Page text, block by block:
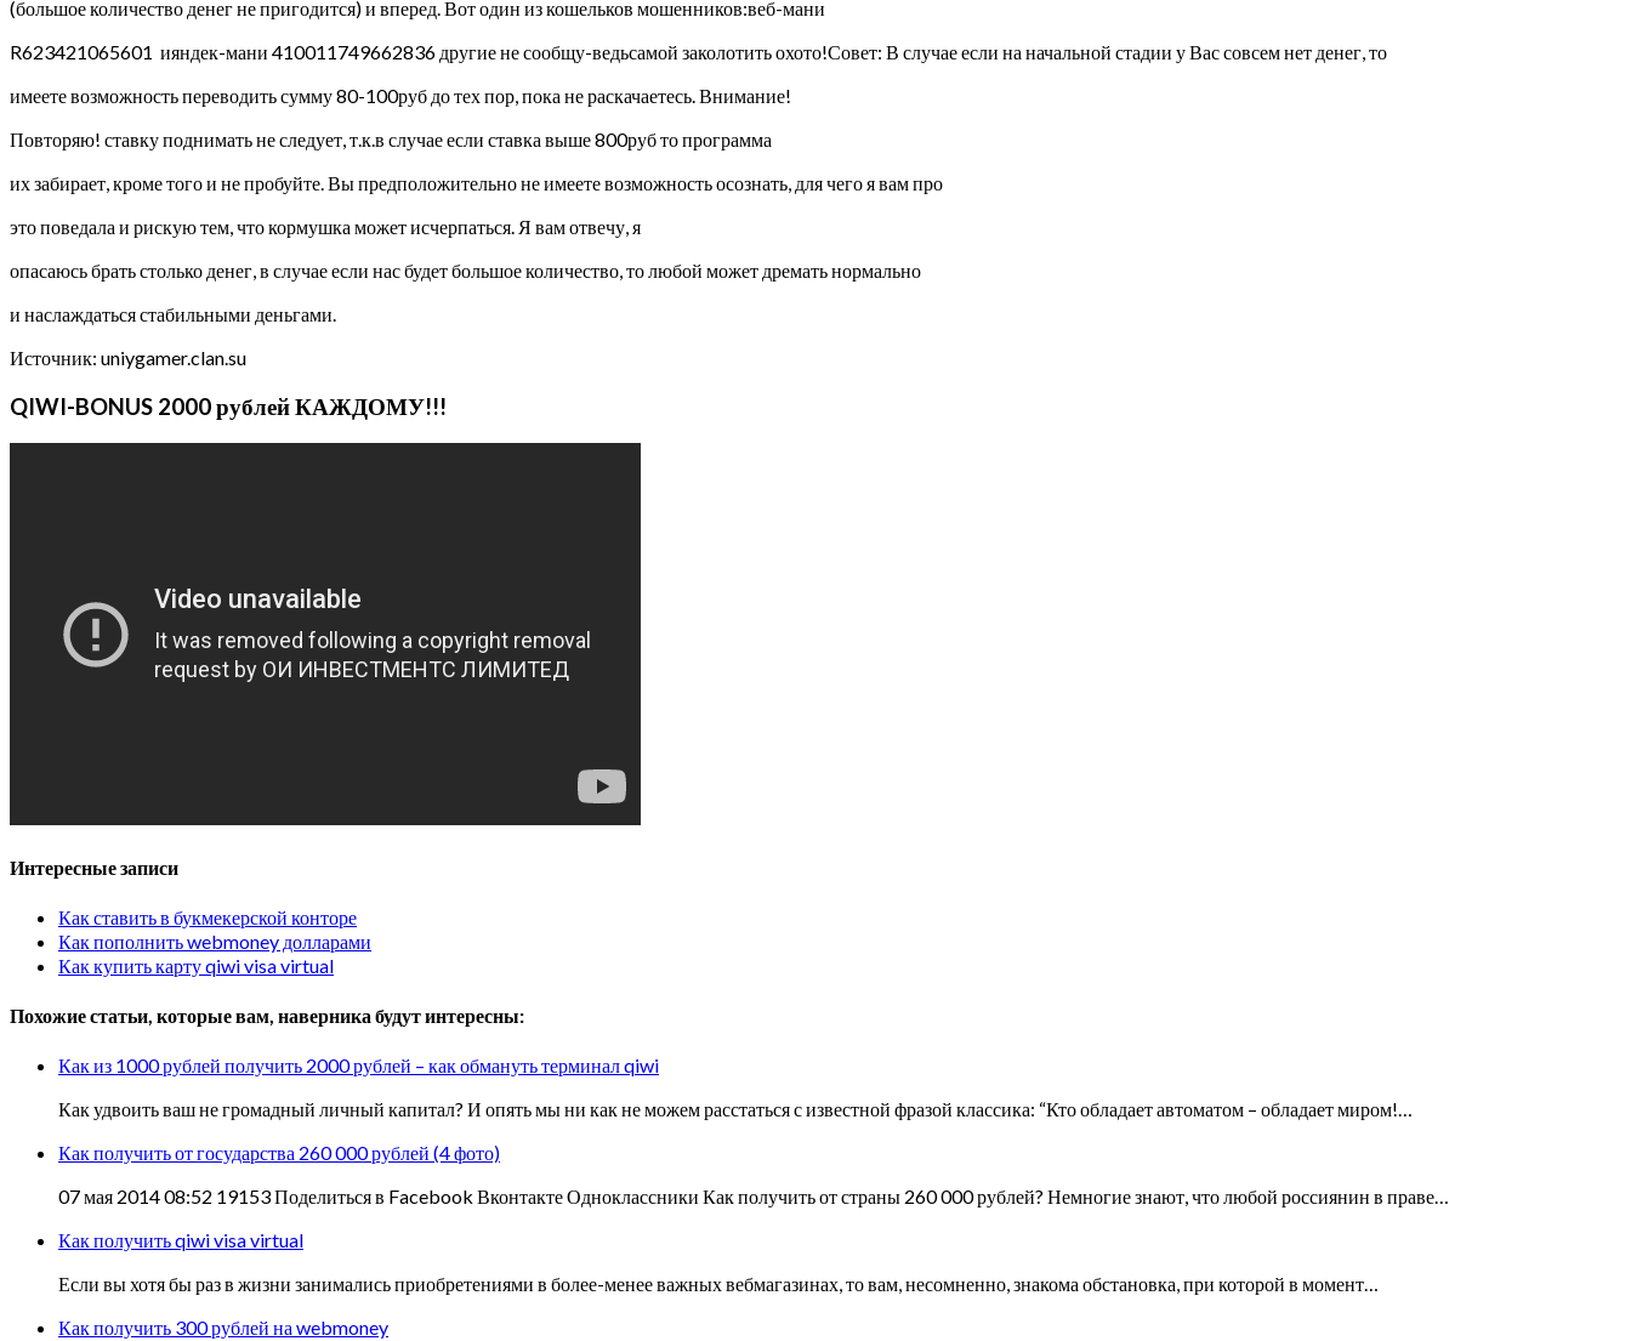
(большое количество денег не пригодится) и вперед. Вот один из кошельков мошенников:веб-мани
R623421065601 ияндек-мани 410011749662836 другие не сообщу-ведьсамой заколотить охото!Совет: В случае если на начальной стадии у Вас совсем нет денег, то
имеете возможность переводить сумму 80-100руб до тех пор, пока не раскачаетесь. Внимание!
Повторяю! ставку поднимать не следует, т.к.в случае если ставка выше 800руб то программа
их забирает, кроме того и не пробуйте. Вы предположительно не имеете возможность осознать, для чего я вам про
это поведала и рискую тем, что кормушка может исчерпаться. Я вам отвечу, я
опасаюсь брать столько денег, в случае если нас будет большое количество, то любой может дремать нормально
и наслаждаться стабильными деньгами.
Источник: uniygamer.clan.su
QIWI-BONUS 2000 рублей КАЖДОМУ!!!
Интересные записи
Как ставить в букмекерской конторе
Как пополнить webmoney долларами
Как купить карту qiwi visa virtual
Похожие статьи, которые вам, наверника будут интересны:
Как из 1000 рублей получить 2000 рублей – как обмануть терминал qiwi
Как удвоить ваш не громадный личный капитал? И опять мы ни как не можем расстаться с известной фразой классика: “Кто обладает автоматом – обладает миром!…
Как получить от государства 260 000 рублей (4 фото)
07 мая 2014 08:52 19153 Поделиться в Facebook Вконтакте Одноклассники Как получить от страны 260 000 рублей? Немногие знают, что любой россиянин в праве…
Как получить qiwi visa virtual
Если вы хотя бы раз в жизни занимались приобретениями в более-менее важных вебмагазинах, то вам, несомненно, знакома обстановка, при которой в момент…
Как получить 300 рублей на webmoney